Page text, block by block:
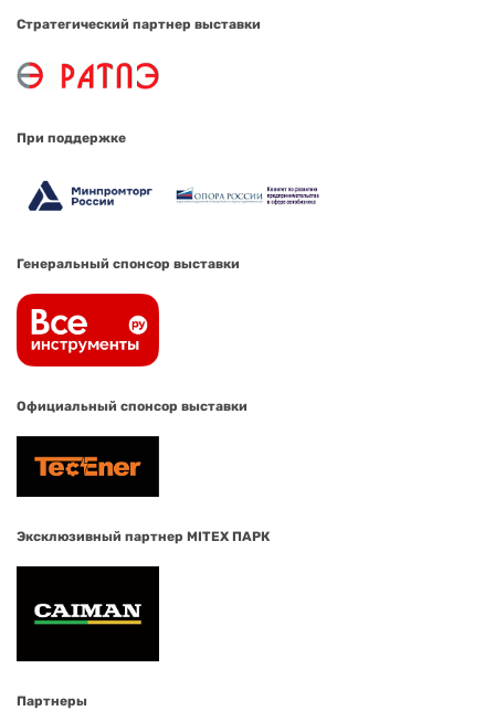
Стратегический партнер выставки
При поддержке
Генеральный спонсор выставки
Официальный спонсор выставки
Эксклюзивный партнер MITEX ПАРК
Партнеры